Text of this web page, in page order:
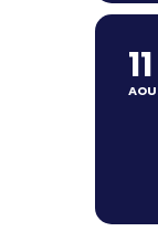
11